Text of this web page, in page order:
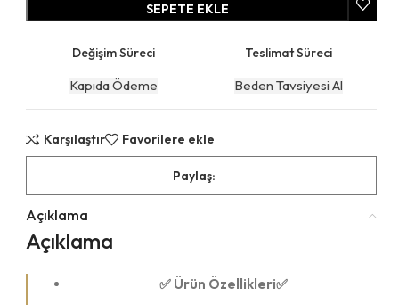
SEPETE EKLE
Değişim Süreci Teslimat Süreci
Kapıda Ödeme Beden Tavsiyesi Al
Karşılaştır Favorilere ekle
Paylaş:
Açıklama
Açıklama
✅ Ürün Özellikleri✅